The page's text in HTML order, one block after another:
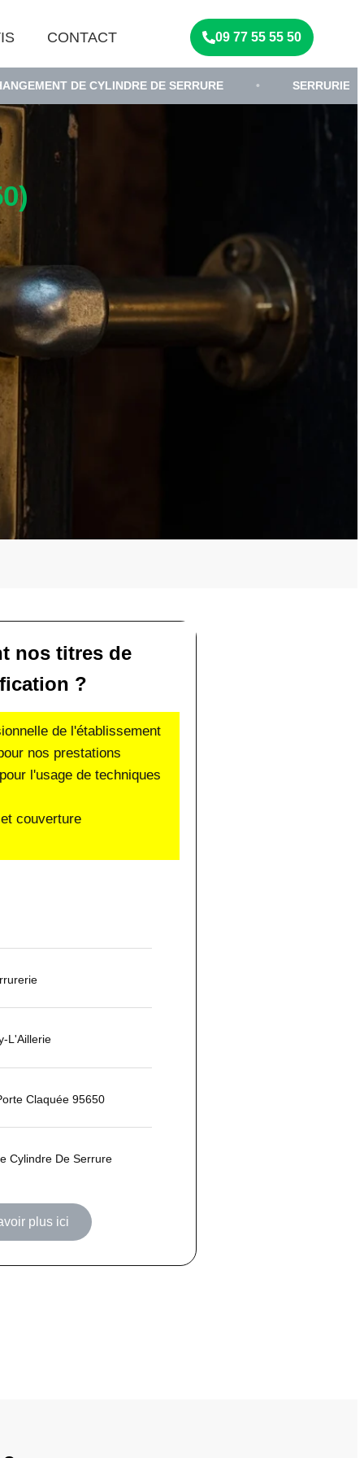
CONTACT 09 77 55 55 50
CYLINDRE DE SERRURE • SERRURIER •
nos titres de
?
de l'établissement
nos prestations
l'usage de techniques
couverture
L'Aillerie
Claquée 95650
Cylindre De Serrure
plus ici